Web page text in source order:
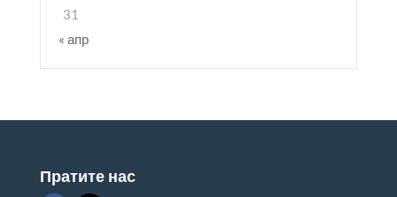
31
« апр
Пратите нас